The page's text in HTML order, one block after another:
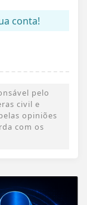
conta!
pelo
civil e
opiniões
com os